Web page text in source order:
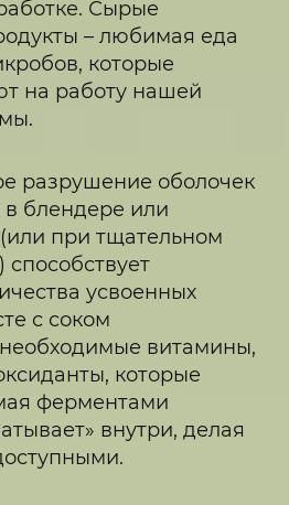
Сырые
– любимая еда
которые
на работу нашей
разрушение оболочек
в блендере или
при тщательном
усвоенных
с соком
витамины,
которые
ферментами
внутри, делая